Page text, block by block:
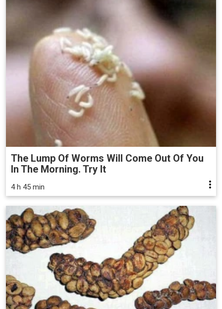
The Lump Of Worms Will Come Out Of You
In The Morning. Try It
4 h 45 min